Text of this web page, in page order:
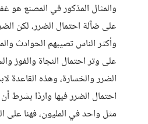
والمثال المذكور في المصنع هو
على ضآلة احتمال الضرر، لكن
وأكثر الناس تصيبهم الحوادث
على وتر احتمال النجاة والفوز
الضرر والخسارة، وهذه القاعدة
احتمال الضرر فيها واردًا بشرط
مثل واحد في المليون، فهنا على